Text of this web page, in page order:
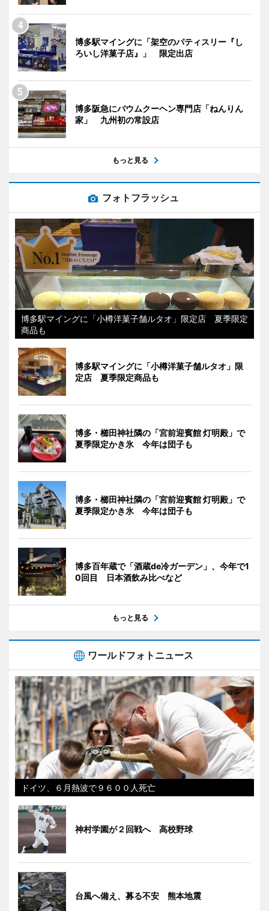
博多駅マイングに「架空のパティスリー『し
ろいし洋菓子店』」 限定出店
博多阪急にバウムクーヘン専門店「ねんりん
家」 九州初の常設店
もっと見る
フォトフラッシュ
博多駅マイングに「小樽洋菓子舗ルタオ」限定店 夏季限定
商品も
博多駅マイングに「小樽洋菓子舗ルタオ」限
定店 夏季限定商品も
博多・櫛田神社隣の「宮前迎賓館 灯明殿」で
夏季限定かき氷 今年は団子も
博多・櫛田神社隣の「宮前迎賓館 灯明殿」で
夏季限定かき氷 今年は団子も
博多百年蔵で「酒蔵de冷ガーデン」、今年で1
0回目 日本酒飲み比べなど
もっと見る
ワールドフォトニュース
ドイツ、６月熱波で９６００人死亡
神村学園が２回戦へ 高校野球
台風へ備え、募る不安 熊本地震